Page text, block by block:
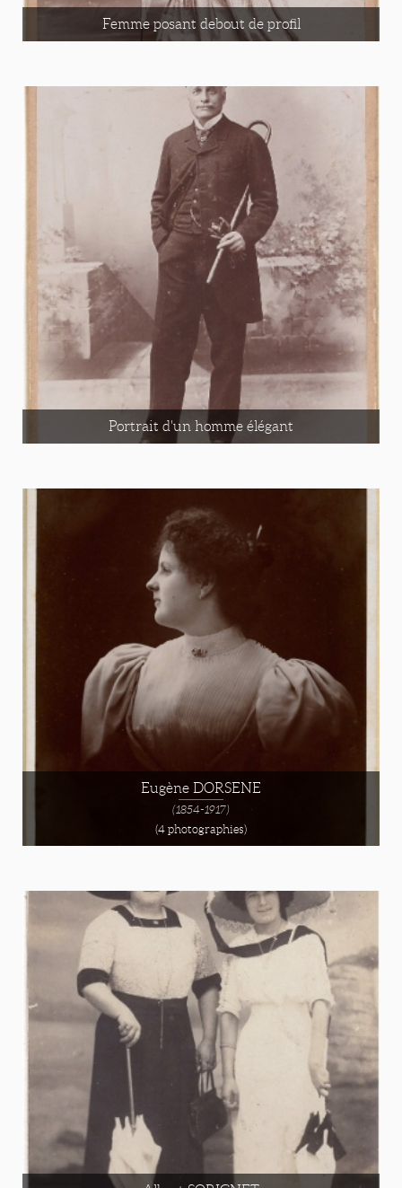
Femme posant debout de profil
Portrait d'un homme élégant
Eugène DORSENE
(1854-1917)
(4 photographies)